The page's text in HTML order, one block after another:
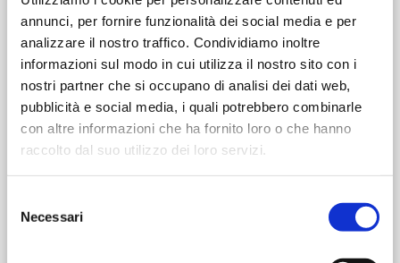
annunci, per fornire funzionalità dei social media e per
analizzare il nostro traffico. Condividiamo inoltre
informazioni sul modo in cui utilizza il nostro sito con i
nostri partner che si occupano di analisi dei dati web,
pubblicità e social media, i quali potrebbero combinarle
con altre informazioni che ha fornito loro o che hanno
raccolto dal suo utilizzo dei loro servizi.
delNecessari
Evento gratuito
Email:
proloco@alfero.net
Telefono:
0543-910106
Palio dei Somari Alfero 2026 - locandina